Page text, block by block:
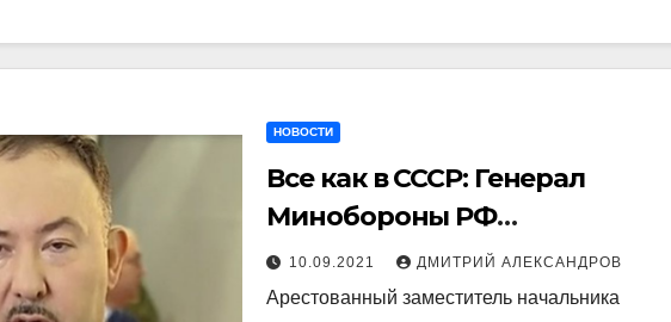
НОВОСТИ
Все как в СССР: Генерал
Минобороны РФ
Алахвердиев заставлял
солдат работать на дачах и
10.09.2021 ДМИТРИЙ АЛЕКСАНДРОВ
Арестованный заместитель начальника